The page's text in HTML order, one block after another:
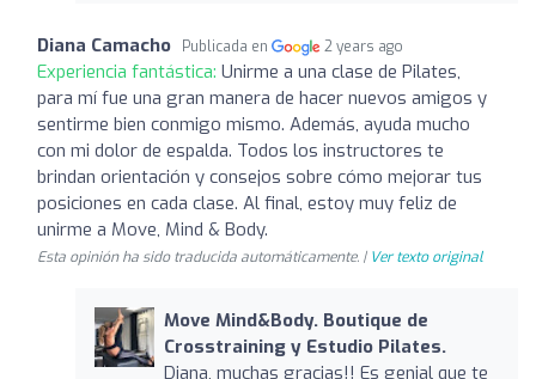
Diana Camacho Publicada en 2 years ago
Experiencia fantástica: Unirme a una clase de Pilates,
para mí fue una gran manera de hacer nuevos amigos y
sentirme bien conmigo mismo. Además, ayuda mucho
con mi dolor de espalda. Todos los instructores te
brindan orientación y consejos sobre cómo mejorar tus
posiciones en cada clase. Al final, estoy muy feliz de
unirme a Move, Mind & Body.
Esta opinión ha sido traducida automáticamente. | Ver texto original
Move Mind&Body. Boutique de
Crosstraining y Estudio Pilates.
Diana, muchas gracias!! Es genial que te